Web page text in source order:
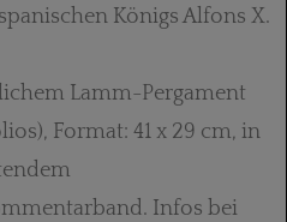
Königs Alfons X.
Lamm-Pergament
Format: 41 x 29 cm, in
Infos bei